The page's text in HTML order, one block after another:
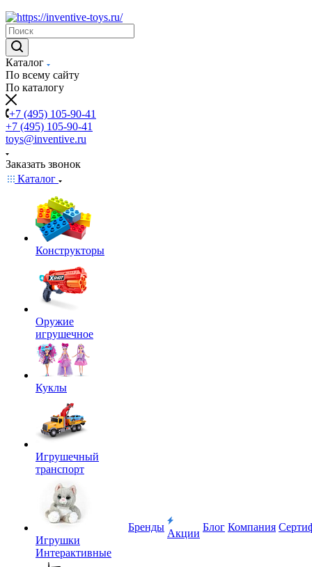
Каталог
По всему сайту
По каталогу
+7 (495) 105-90-41
+7 (495) 105-90-41
toys@inventive.ru
Заказать звонок
Каталог
Конструкторы
Оружие
игрушечное
Куклы
Игрушечный
транспорт
Игрушки
Интерактивные
Бренды
Акции
Блог Компания